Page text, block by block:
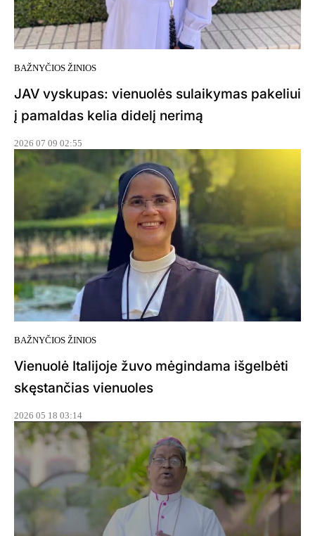
BAŽNYČIOS ŽINIOS
JAV vyskupas: vienuolės sulaikymas pakeliui
į pamaldas kelia didelį nerimą
2026 07 09 02:55
BAŽNYČIOS ŽINIOS
Vienuolė Italijoje žuvo mėgindama išgelbėti
skęstančias vienuoles
2026 05 18 03:14